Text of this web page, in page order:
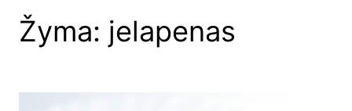
Žyma: jelapenas